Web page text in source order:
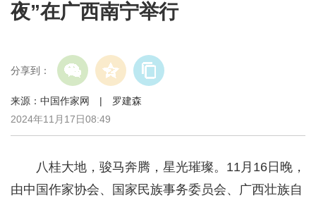
夜”在广西南宁举行
分享到：
来源：中国作家网 | 罗建森
2024年11月17日08:49
八桂大地，骏马奔腾，星光璀璨。11月16日晚，
由中国作家协会、国家民族事务委员会、广西壮族自